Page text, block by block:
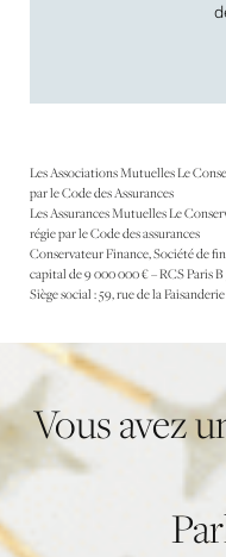
Les Associations Mutuelles Le
par le Code des Assurances
Les Assurances Mutuelles Le
régie par le Code des assurances
Conservateur Finance, Société de
capital de 9 000 000 € – RCS Paris B
Siège social : 59, rue de la
Vousavez